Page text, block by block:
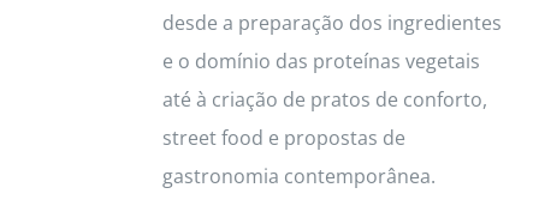
desde a preparação dos ingredientes
e o domínio das proteínas vegetais
até à criação de pratos de conforto,
street food e propostas de
gastronomia contemporânea.